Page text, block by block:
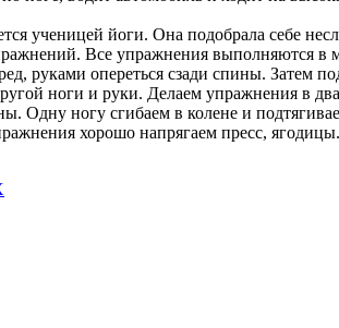
ученицей йоги. Она подобрала себе
Все упражнения выполняются
руками опереться сзади спины. Затем
ноги и руки. Делаем упражнения в
Одну ногу сгибаем в колене и
хорошо напрягаем пресс, ягодицы.